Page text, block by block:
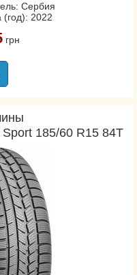
Сербия
(год): 2022
грн
185/60 R15 84T